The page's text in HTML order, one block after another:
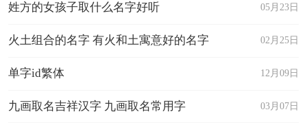
05月23日
姓方的女孩子取什么名字好听
02月25日
火土组合的名字 有火和土寓意好的名字
12月09日
单字id繁体
03月07日
九画取名吉祥汉字 九画取名常用字